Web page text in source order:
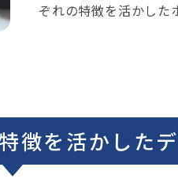
ぞれの特徴を活かした
徴を活かした